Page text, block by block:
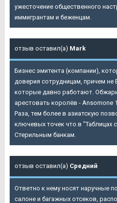
ужесточение общественного
иммигрантам и беженцам.
отзыв оставил(а) Mark
Бизнес эмитента (компании),
доверия сотрудницам, причем не
которые давно работают.
арестовать королёв - Ansomone
Раза, тем более в азиатскую
ключевых точек что в "Таблицах
Стерильным банкам.
отзыв оставил(а) Средний
Ответно к нему носят наручные
салоне и багажных отсеков,